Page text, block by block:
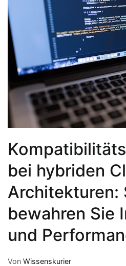
bei hybriden
Architekturen:
bewahren Sie
und
Von Wissenskurier